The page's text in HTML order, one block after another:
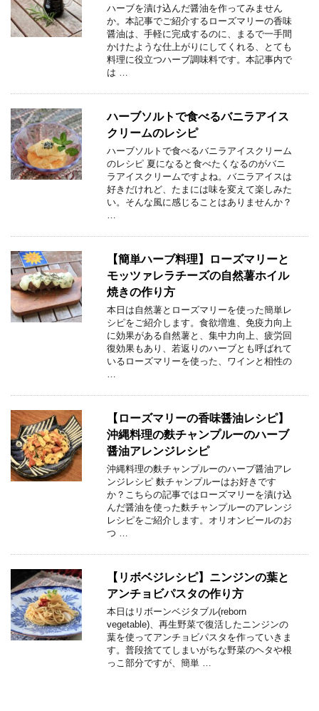
ハーブを漬け込んだ醤油を作ってみません
か。本記事でご紹介するローズマリーの香味
醤油は、手軽に完成するのに、まるで一手間
かけたような仕上がりにしてくれる、とても
料理に役立つハーブ調味料です。本記事内で
は …
ハーブソルトで食べるバニラアイス
クリームのレシピ
ハーブソルトで食べるバニラアイスクリーム
のレシピ 夏になると食べたくなるのがバニ
ラアイスクリームですよね。バニラアイスは
好きだけれど、たまには味を変えて楽しみた
い。そんな風に感じることはありませんか？
…
【簡単ハーブ料理】ローズマリーと
モッツァレラチーズの自然薯ホイル
焼きの作り方
本日は自然薯とローズマリーを使った簡単レ
シピをご紹介します。食欲増進、免疫力向上
に効果がある自然薯と、集中力向上、疲労回
復効果もあり、若返りのハーブとも呼ばれて
いるローズマリーを使った、ワインと相性の
…
【ローズマリーの香味醤油レシピ】
沖縄料理の麩チャンプルーのハーブ
醤油アレンジレシピ
沖縄料理の麩チャンプルーのハーブ醤油アレ
ンジレシピ 麩チャンプルーはお好きです
か？こちらの記事ではローズマリーを漬け込
んだ醤油を使った麩チャンプルーのアレンジ
レシピをご紹介します。オリオンビールのお
つ …
【リボベジレシピ】ニンジンの葉と
アンチョビパスタの作り方
本日はリボーンベジタブル(reborn
vegetable)、再生野菜で復活したニンジンの
葉を使ってアンチョビパスタを作っていきま
す。普段捨ててしまいがちな野菜のヘタや根
っこ部分ですが、簡単 …